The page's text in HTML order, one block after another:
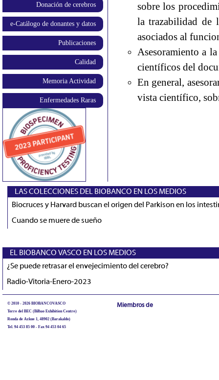
Donación de cerebros
e-Catálogo de donantes y datos
Publicaciones
Calidad
Memoria Actividad
Enfermedades Raras
sobre los
la trazabilidad de
asociados al
Asesoramiento a
científicos del
En general,
vista científico,
LAS COLECCIONES DEL BIOBANCO EN LOS MEDIOS
Biocruces y Harvard buscan el origen del Parkison en los
Cuando se muere de sueño
EL BIOBANCO VASCO EN LOS MEDIOS
¿Se puede retrasar el envejecimiento del cerebro?
Radio-Vitoria-Enero-2023
© 2010 - 2026 BIOBANCOVASCO
Torre del BEC (Bilbao Exhibition Centre)
Ronda de Azkue 1, 48902 (Barakaldo)
Tel. 94 453 85 00 - Fax 94 453 04 65
Miembros de